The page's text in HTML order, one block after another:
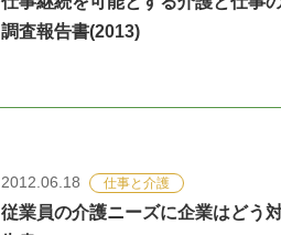
調査報告書(2013)
2012.06.18 仕事と介護
従業員の介護ニーズに企業はどう